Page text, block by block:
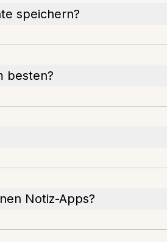
speichern?
besten?
Notiz-Apps?